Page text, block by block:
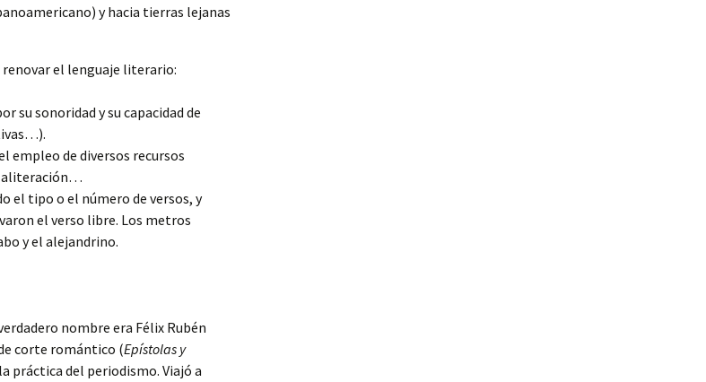
y hacia tierras lejanas
renovar el lenguaje literario:
su sonoridad y su capacidad de
empleo de diversos recursos
aliteración…
el tipo o el número de versos, y
el verso libre. Los metros
y el alejandrino.
nombre era Félix Rubén
corte romántico (Epístolas y
práctica del periodismo. Viajó a